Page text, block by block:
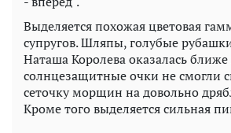
Выделяется похожая цветовая
супругов. Шляпы, голубые
Наташа Королева оказалась
солнцезащитные очки не смогли
сеточку морщин на довольно
Кроме того выделяется сильная